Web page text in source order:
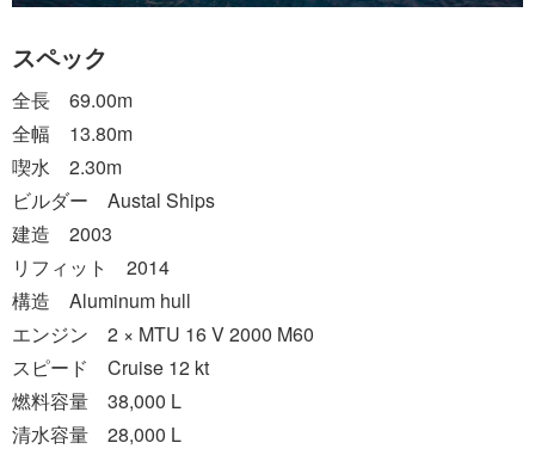
スペック
全長 69.00m
全幅 13.80m
喫水 2.30m
ビルダー Austal Ships
建造 2003
リフィット 2014
構造 Aluminum hull
エンジン 2 × MTU 16 V 2000 M60
スピード Cruise 12 kt
燃料容量 38,000 L
清水容量 28,000 L